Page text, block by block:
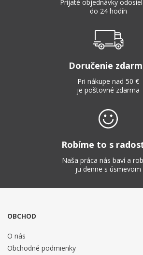
Prijaté objednávky
do 24 hodín
Doručenie
Pri nákupe nad 50 €
je poštovné zdarma
Robíme to s
Naša práca nás baví a
ju denne s úsmevom
OBCHOD
O nás
Obchodné podmienky